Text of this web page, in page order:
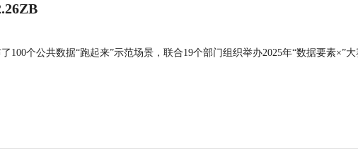
100个公共数据“跑起来”示范场景，联合19个部门组织举办2025年“数据要素×”大